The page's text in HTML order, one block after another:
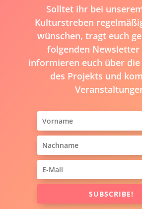
Solltet ihr bei
Kulturstreben
wünschen, tragt euch
folgenden Newsletter
informieren euch über
des Projekts und
SUBSCRIBE!